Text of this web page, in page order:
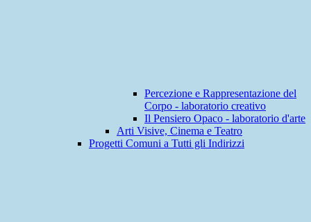
Percezione e Rappresentazione del
Corpo - laboratorio creativo
Il Pensiero Opaco - laboratorio d'arte
Arti Visive, Cinema e Teatro
Progetti Comuni a Tutti gli Indirizzi